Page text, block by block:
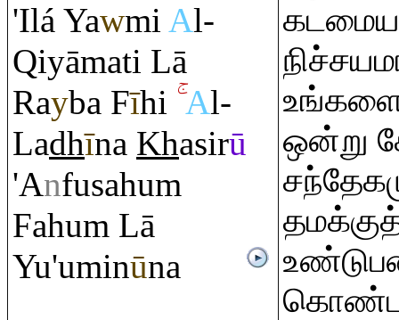
'Ilá Yawmi Al-
Qiyāmati Lā
Rayba Fīhi Al-
Ladhīna Khasirū
'Anfusahum
Fahum Lā
Yu'uminūna
ஒன்று